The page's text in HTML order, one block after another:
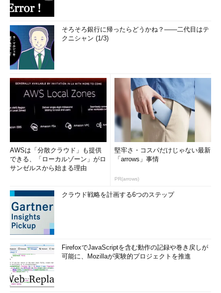
そろそろ銀行に帰ったらどうかね？――二代目はテ
クニシャン (1/3)
AWSは「分散クラウド」も提供
できる、「ローカルゾーン」がロ
サンゼルスから始まる理由
堅牢さ・コスパだけじゃない最新
「arrows」事情
PR(arrows)
クラウド戦略を計画する6つのステップ
FirefoxでJavaScriptを含む動作の記録や巻き戻しが
可能に、Mozillaが実験的プロジェクトを推進